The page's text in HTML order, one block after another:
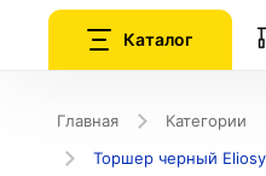
Каталог
Главная Категории
Торшер черный